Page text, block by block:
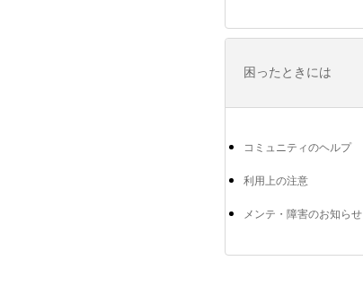
困ったときには
コミュニティのヘルプ
利用上の注意
メンテ・障害のお知らせ